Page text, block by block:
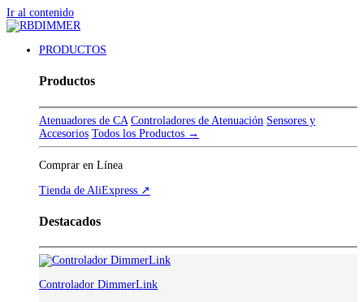
Ir al contenido
PRODUCTOS
Productos
Atenuadores de CA Controladores de Atenuación Sensores y
Accesorios Todos los Productos →
Comprar en Línea
Tienda de AliExpress ↗
Destacados
Controlador DimmerLink